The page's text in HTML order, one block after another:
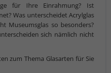
für Ihre Einrahmung? Ist
Was unterscheidet Acrylglas
Museumsglas so besonders?
sich nämlich nicht
zum Thema Glasarten für Sie